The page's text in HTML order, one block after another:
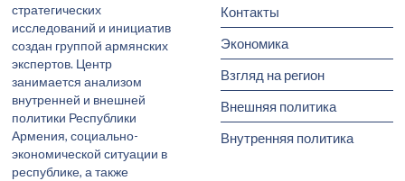
стратегических
исследований и инициатив
создан группой армянских
экспертов. Центр
занимается анализом
внутренней и внешней
политики Республики
Армения, социально-
экономической ситуации в
республике, а также
Контакты
Экономика
Взгляд на регион
Внешняя политика
Внутренняя политика